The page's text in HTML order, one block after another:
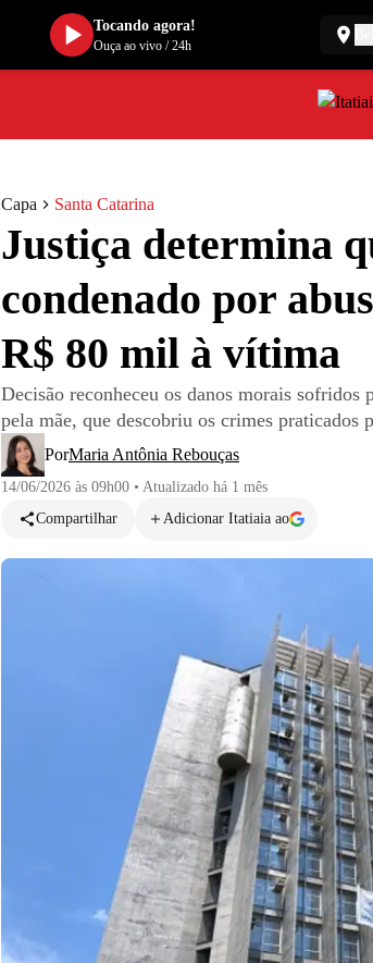
Capa Santa Catarina
Justiça determina
condenado por
R$ 80 mil à vítima
Decisão reconheceu os danos morais sofridos
pela mãe, que descobriu os crimes praticados
PorMaria Antônia Rebouças
14/06/2026 às 09h00 • Atualizado há 1 mês
Compartilhar
Adicionar Itatiaia ao
Tocando agora!
Ouça ao vivo/24h